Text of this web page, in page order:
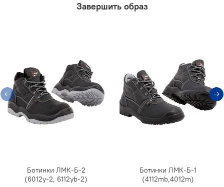
Завершить образ
Ботинки ЛМК-Б-2
(6012y-2, 6112yb-2)
Ботинки ЛМК-Б-1
(4112mb,4012m)